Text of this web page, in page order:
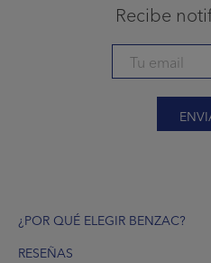
Recibe
Footer
¿POR QUÉ ELEGIR BENZAC?
RESEÑAS